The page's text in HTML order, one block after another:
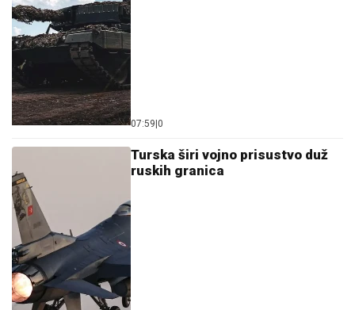
07:59 0
Turska širi vojno prisustvo duž
ruskih granica